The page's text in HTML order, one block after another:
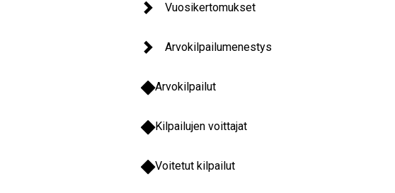
Vuosikertomukset
Arvokilpailumenestys
Arvokilpailut
Kilpailujen voittajat
Voitetut kilpailut